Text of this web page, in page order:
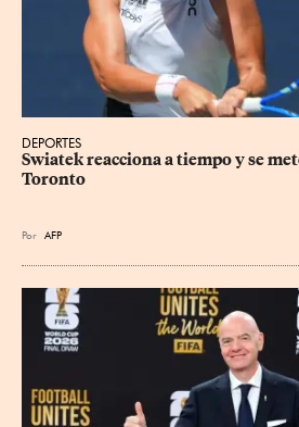
DEPORTES
Swiatek reacciona a tiempo y se
Toronto
Por AFP